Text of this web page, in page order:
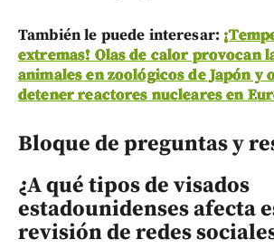
También le puede interesar:
extremas! Olas de calor provocan
animales en zoológicos de Japón y
detener reactores nucleares en
Bloque de preguntas y
¿A qué tipos de visados
estadounidenses afecta
revisión de redes